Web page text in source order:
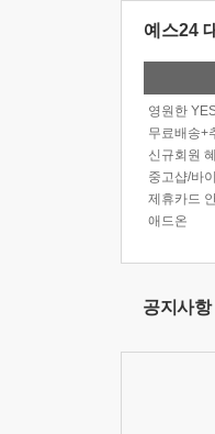
예스24
영원한
무료배송+
신규회원
중고샵/바
제휴카드
애드온
공지사항